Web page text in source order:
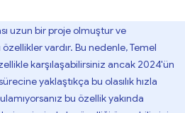
uzun bir proje olmuştur ve
özellikler vardır. Bu nedenle, Temel
karşılaşabilirsiniz ancak 2024'ün
yaklaştıkça bu olasılık hızla
bu özellik yakında